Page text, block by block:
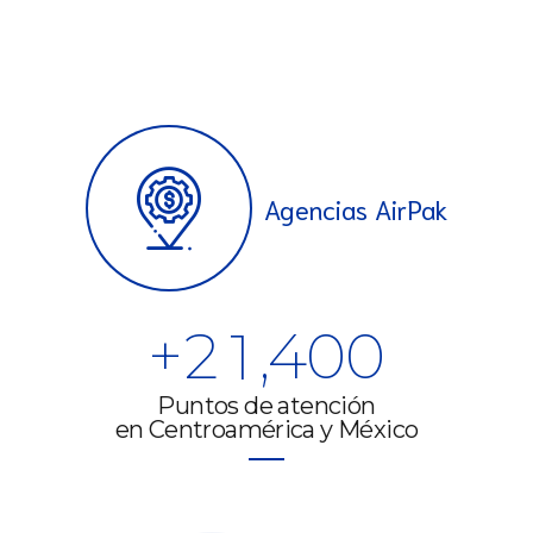
Agencias AirPak
+
0
1
2
3
0
1
2
3
,
2
4
5
6
8
0
8
0
Puntos de atención
en Centroamérica y México